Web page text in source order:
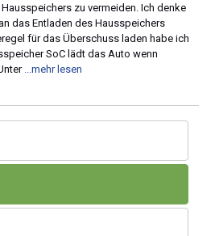
zu vermeiden. Ich denke
das Entladen des Hausspeichers
für das Überschuss laden habe ich
SoC lädt das Auto wenn
...mehr lesen